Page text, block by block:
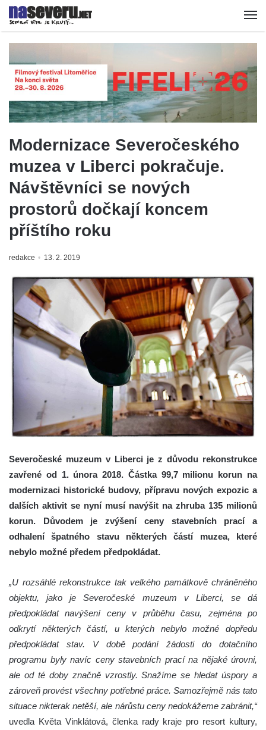
Modernizace Severočeského
muzea v Liberci pokračuje.
Návštěvníci se nových
prostorů dočkají koncem
příštího roku
redakce 13. 2. 2019
Severočeské muzeum v Liberci je z důvodu rekonstrukce
zavřené od 1. února 2018. Částka 99,7 milionu korun na
modernizaci historické budovy, přípravu nových expozic a
dalších aktivit se nyní musí navýšit na zhruba 135 milionů
korun. Důvodem je zvýšení ceny stavebních prací a
odhalení špatného stavu některých částí muzea, které
nebylo možné předem předpokládat.
„U rozsáhlé rekonstrukce tak velkého památkově chráněného
objektu, jako je Severočeské muzeum v Liberci, se dá
předpokládat navýšení ceny v průběhu času, zejména po
odkrytí některých částí, u kterých nebylo možné dopředu
předpokládat stav. V době podání žádosti do dotačního
programu byly navíc ceny stavebních prací na nějaké úrovni,
ale od té doby značně vzrostly. Snažíme se hledat úspory a
zároveň provést všechny potřebné práce. Samozřejmě nás tato
situace nikterak netěší, ale nárůstu ceny nedokážeme zabránit,“
uvedla Květa Vinklátová, členka rady kraje pro resort kultury,